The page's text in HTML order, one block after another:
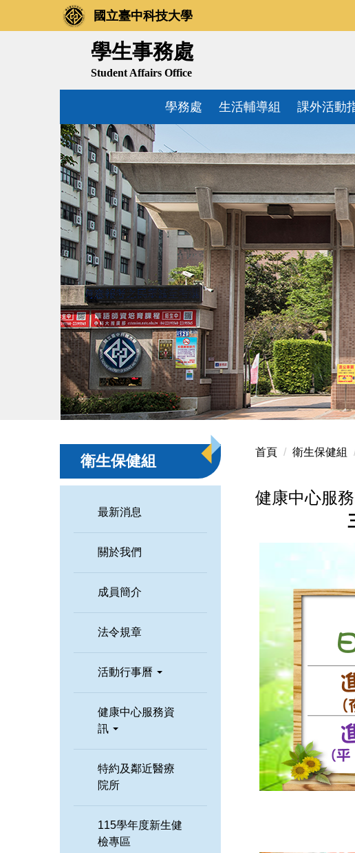
國立臺中科技大學
學生事務處
Student Affairs Office
學務處 生活輔導組 課外活動
衛生保健組
最新消息
關於我們
成員簡介
法令規章
活動行事曆
健康中心服務資
訊
特約及鄰近醫療
院所
115學年度新生健
檢專區
首頁 衛生保健組
健康中心服